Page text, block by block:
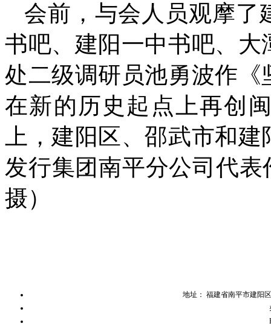
会前，与会人员观摩了
书吧、建阳一中书吧、
处二级调研员池勇波作
在新的历史起点上再创
上，建阳区、邵武市和
发行集团南平分公司代
摄）
地址： 福建省南平市建阳